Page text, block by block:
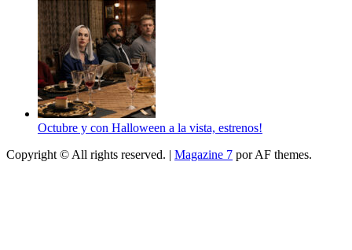
Octubre y con Halloween a la vista, estrenos!
Copyright © All rights reserved. | Magazine 7 por AF themes.